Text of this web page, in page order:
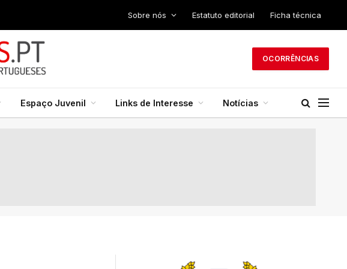
Sobre nós Estatuto editorial Ficha técnica
OCORRÊNCIAS
Espaço Juvenil Links de Interesse Notícias